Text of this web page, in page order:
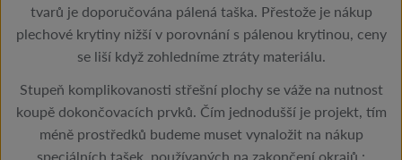
tvarů je doporučována pálená taška. Přestože je nákup
plechové krytiny nižší v porovnání s pálenou krytinou, ceny
se liší když zohledníme ztráty materiálu.
Stupeň komplikovanosti střešní plochy se váže na nutnost
koupě dokončovacích prvků. Čím jednodušší je projekt, tím
méně prostředků budeme muset vynaložit na nákup